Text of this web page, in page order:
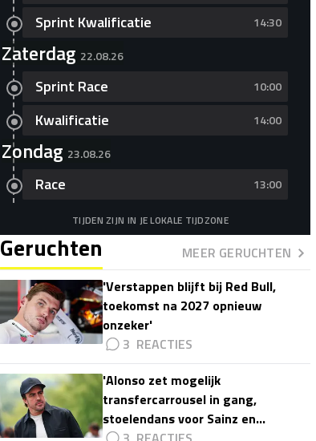
Sprint Kwalificatie 14:30
Zaterdag 22.08.26
Sprint Race 10:00
Kwalificatie 14:00
Zondag 23.08.26
Race 13:00
TIJDEN ZIJN IN JE LOKALE TIJDZONE
Geruchten
MEER GERUCHTEN
'Verstappen blijft bij Red Bull,
toekomst na 2027 opnieuw
onzeker'
3
'Alonso zet mogelijk
transfercarrousel in gang,
stoelendans voor Sainz en